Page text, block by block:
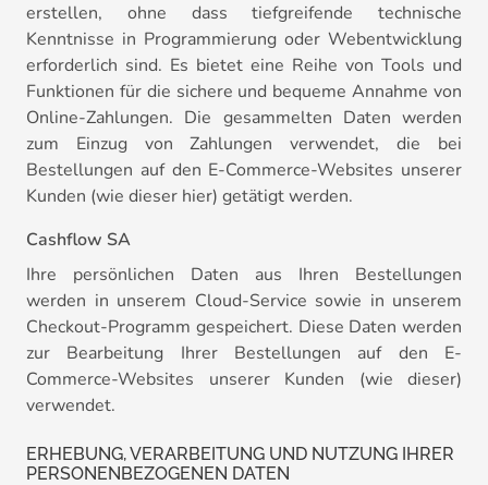
erstellen, ohne dass tiefgreifende technische
Kenntnisse in Programmierung oder Webentwicklung
erforderlich sind. Es bietet eine Reihe von Tools und
Funktionen für die sichere und bequeme Annahme von
Online-Zahlungen. Die gesammelten Daten werden
zum Einzug von Zahlungen verwendet, die bei
Bestellungen auf den E-Commerce-Websites unserer
Kunden (wie dieser hier) getätigt werden.
Cashflow SA
Ihre persönlichen Daten aus Ihren Bestellungen
werden in unserem Cloud-Service sowie in unserem
Checkout-Programm gespeichert. Diese Daten werden
zur Bearbeitung Ihrer Bestellungen auf den E-
Commerce-Websites unserer Kunden (wie dieser)
verwendet.
ERHEBUNG, VERARBEITUNG UND NUTZUNG IHRER
PERSONENBEZOGENEN DATEN